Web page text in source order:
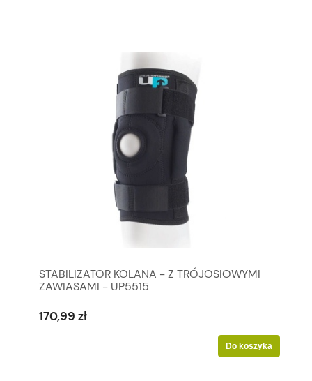
STABILIZATOR KOLANA - Z TRÓJOSIOWYMI
ZAWIASAMI - UP5515
170,99 zł
Do koszyka